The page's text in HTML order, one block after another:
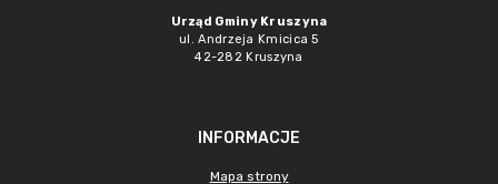
Urząd Gminy Kruszyna
ul. Andrzeja Kmicica 5
42-282 Kruszyna
INFORMACJE
Mapa strony